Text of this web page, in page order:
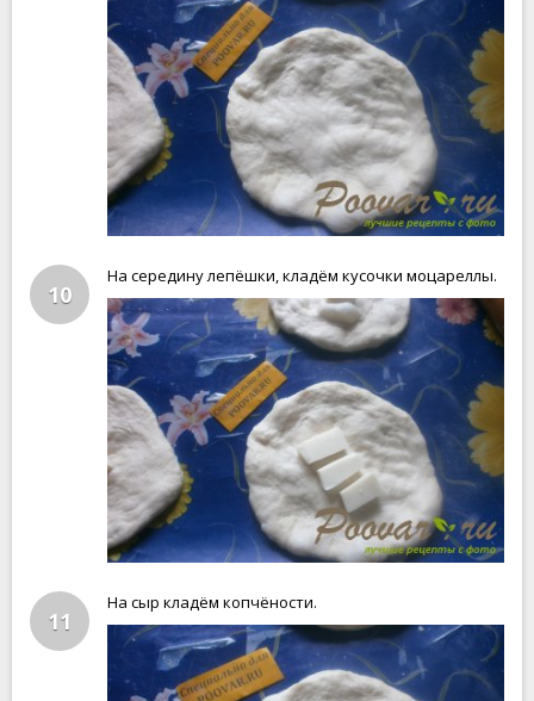
10
На середину лепёшки, кладём кусочки моцареллы.
11
На сыр кладём копчёности.